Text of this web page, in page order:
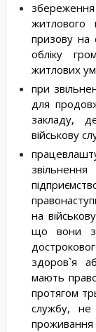
призову на
обліку
житлових
при
для
закладу,
військову
на
що вони
здоров`я
мають
протягом
службу, не
проживання